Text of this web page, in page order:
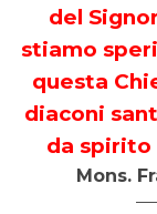
del
stiamo
questa
diaconi
da spirito
Mons.